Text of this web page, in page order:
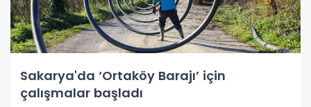
Sakarya'da ‘Ortaköy Barajı’ için
çalışmalar başladı